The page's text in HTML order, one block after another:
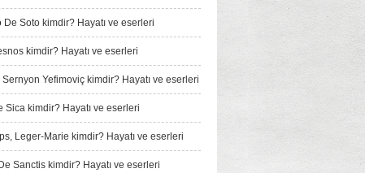
De Soto kimdir? Hayatı ve eserleri
kimdir? Hayatı ve eserleri
Sernyon Yefimoviç kimdir? Hayatı ve eserleri
Sica kimdir? Hayatı ve eserleri
Leger-Marie kimdir? Hayatı ve eserleri
Sanctis kimdir? Hayatı ve eserleri